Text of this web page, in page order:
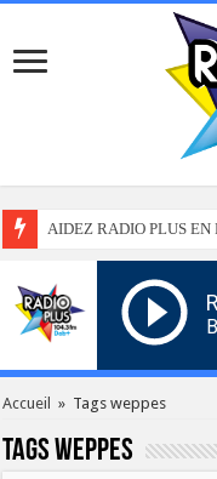
AIDEZ RADIO PLUS
Accueil » Tags weppes
Tagsweppes